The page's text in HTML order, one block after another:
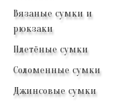
Вязаные сумки и
рюкзаки
Плетёные сумки
Соломенные сумки
Джинсовые сумки